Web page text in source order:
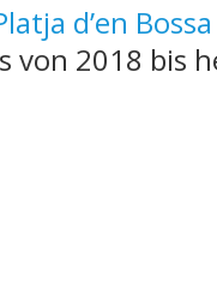
d’en Bossa
von 2018 bis